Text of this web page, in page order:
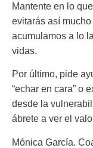
Mantente en lo
evitarás así
acumulamos a lo
vidas.
Por último, pide
“echar en cara” o
desde la
ábrete a ver el
Mónica García.